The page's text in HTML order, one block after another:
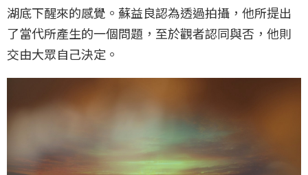
湖底下醒來的感覺。蘇益良認為透過拍攝，他所提出
了當代所產生的一個問題，至於觀者認同與否，他則
交由大眾自己決定。